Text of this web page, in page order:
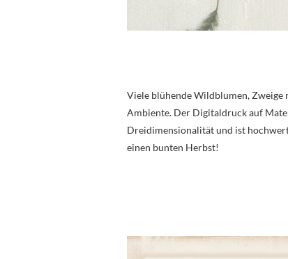
Viele blühende Wildblumen, Zweige
Ambiente. Der Digitaldruck auf
Dreidimensionalität und ist
einen bunten Herbst!